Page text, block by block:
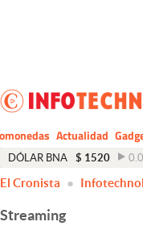
Dólar
Economía y Política
Finanzas y Mercados
Mercados Online
Actualidad
DÓLAR BNA $ 1520
El Cronista
Streaming